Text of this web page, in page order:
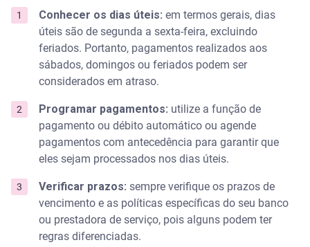
Conhecer os dias úteis: em termos gerais, dias
úteis são de segunda a sexta-feira, excluindo
feriados. Portanto, pagamentos realizados aos
sábados, domingos ou feriados podem ser
considerados em atraso.
Programar pagamentos: utilize a função de
pagamento ou débito automático ou agende
pagamentos com antecedência para garantir que
eles sejam processados nos dias úteis.
Verificar prazos: sempre verifique os prazos de
vencimento e as políticas específicas do seu banco
ou prestadora de serviço, pois alguns podem ter
regras diferenciadas.